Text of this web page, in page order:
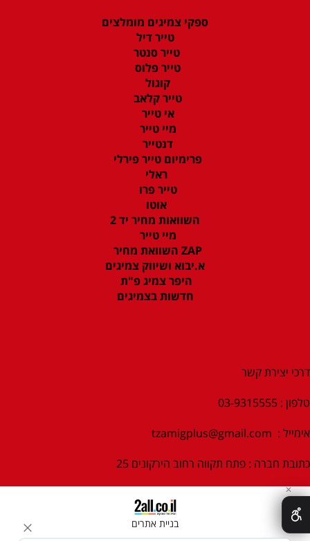
ספקי צמיגים מומלצים
טייר דיל
טייר סנטר
טייר פלוס
קוגול
טייר קלאב
אי טייר
מיי טייר
דנטייר
פרימיום טייר פירלי
ראלי
טייר פרו
אוטו
השוואות מחיר יד 2
מיי טייר
ZAP השוואת מחיר
א.יבוא ושיווק צמיגים
היפר צמיג פ"ת
חדשות בצמיגים
דרכי יצירת קשר
טלפון : 03-9315555
אימייל : tzamigplus@gmail.com
כתובת חברה : פתח תקווה רחוב הירקונים 25
בניית אתרים
✕